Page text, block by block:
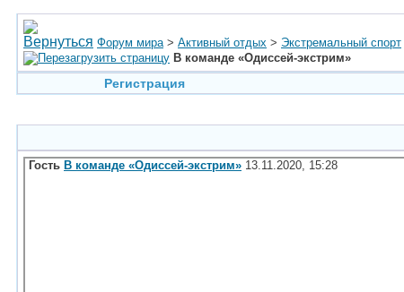
Форум мира > Активный отдых > Экстремальный спорт
В команде «Одиссей-экстрим»
Регистрация
Гость В команде «Одиссей-экстрим» 13.11.2020, 15:28